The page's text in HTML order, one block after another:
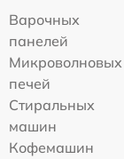
Варочных
панелей
Микроволновых
печей
Стиральных
машин
Кофемашин